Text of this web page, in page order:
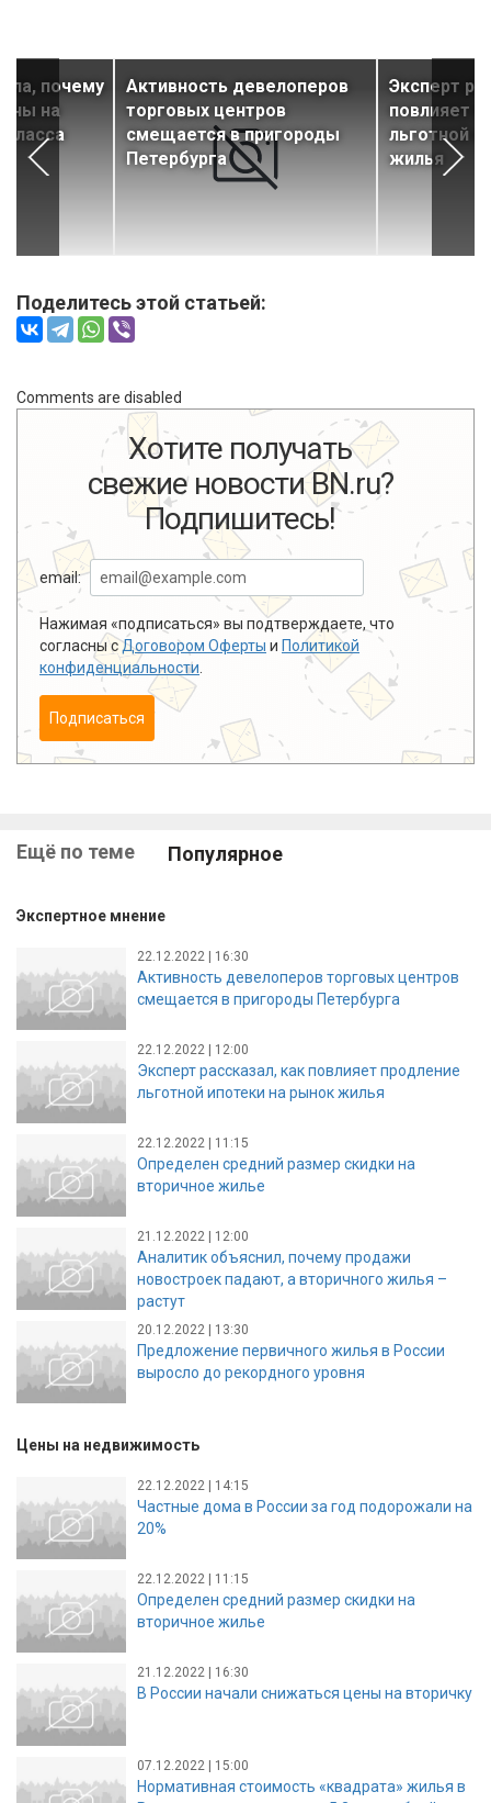
почему
на
Активность девелоперов
торговых центров
смещается в пригороды
Петербурга
Эксперт
повлияет
льготной
жилья
Поделитесь этой статьей:
Comments are disabled
Хотите получать
свежие новости BN.ru?
Подпишитесь!
email:
Нажимая «подписаться» вы подтверждаете, что
согласны сДоговором Оферты и Политикой
конфиденциальности
Подписаться
Ещё по теме Популярное
Экспертное мнение
22.12.2022 | 16:30
Активность девелоперов торговых центров
смещается в пригороды Петербурга
22.12.2022 | 12:00
Эксперт рассказал, как повлияет продление
льготной ипотеки на рынок жилья
22.12.2022 | 11:15
Определен средний размер скидки на
вторичное жилье
21.12.2022 | 12:00
Аналитик объяснил, почему продажи
новостроек падают, а вторичного жилья –
растут
20.12.2022 | 13:30
Предложение первичного жилья в России
выросло до рекордного уровня
Цены на недвижимость
22.12.2022 | 14:15
Частные дома в России за год подорожали на
20%
22.12.2022 | 11:15
Определен средний размер скидки на
вторичное жилье
21.12.2022 | 16:30
В России начали снижаться цены на вторичку
07.12.2022 | 15:00
Нормативная стоимость «квадрата» жилья в